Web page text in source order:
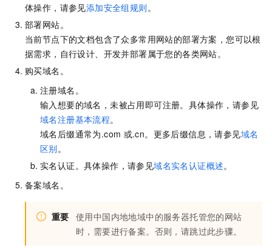
体操作，请参见添加安全组规则。
部署网站。
当前节点下的文档包含了众多常用网站的部署方案，您可以根
据需求，自行设计、开发并部署属于您的各类网站。
购买域名。
注册域名。
输入想要的域名，未被占用即可注册。具体操作，请参见
域名注册基本流程。
域名后缀通常为.com 或.cn。更多后缀信息，请参见域名
区别。
实名认证。具体操作，请参见域名实名认证概述。
备案域名。
重要 使用中国内地地域中的服务器托管您的网站
时，需要进行备案。否则，请跳过此步骤。